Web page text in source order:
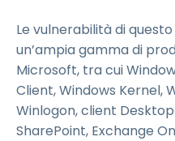
Le vulnerabilità di
un’ampia gamma di
Microsoft, tra cui
Client, Windows Kernel,
Winlogon, client
SharePoint, Exchange